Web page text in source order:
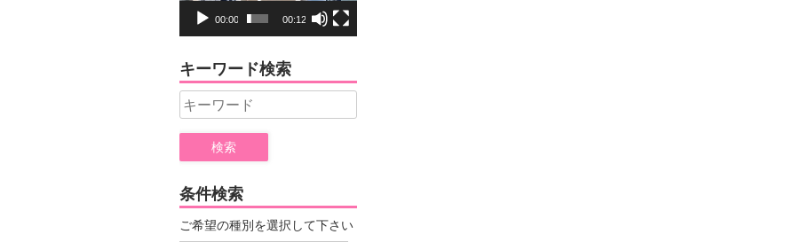
ー
00:00 00:12
キーワード検索
Search
for:
条件検索
ご希望の種別を選択して下さい